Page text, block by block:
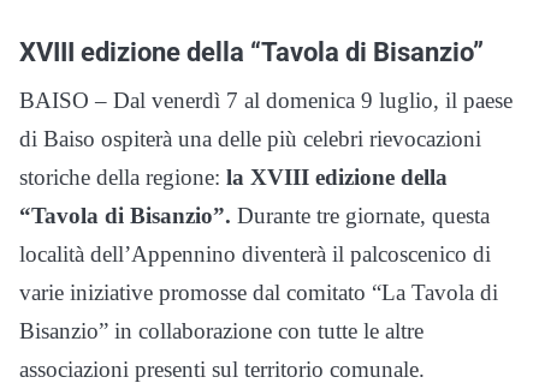
XVIII edizione della “Tavola di Bisanzio”
BAISO – Dal venerdì 7 al domenica 9 luglio, il paese
di Baiso ospiterà una delle più celebri rievocazioni
storiche della regione: la XVIII edizione della
“Tavola di Bisanzio”. Durante tre giornate, questa
località dell’Appennino diventerà il palcoscenico di
varie iniziative promosse dal comitato “La Tavola di
Bisanzio” in collaborazione con tutte le altre
associazioni presenti sul territorio comunale.